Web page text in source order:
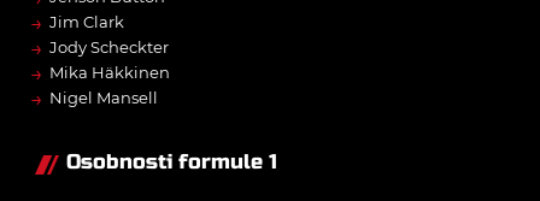
→ Jim Clark
→ Jody Scheckter
→ Mika Häkkinen
→ Nigel Mansell
Osobnosti formule 1